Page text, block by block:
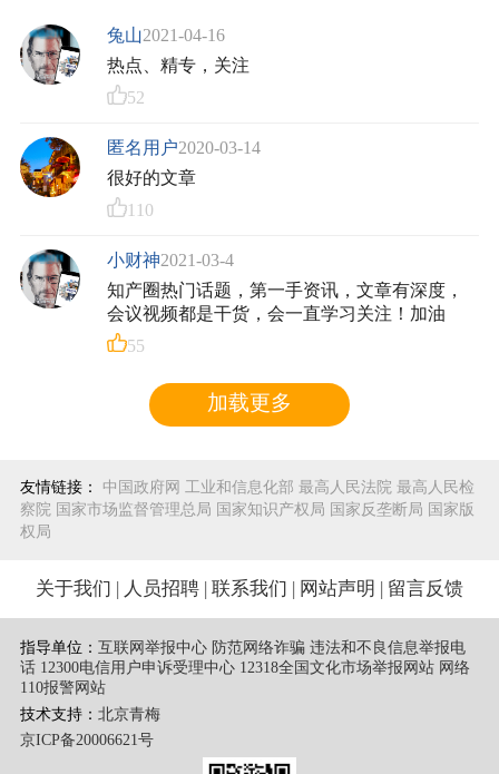
兔山2021-04-16
热点、精专，关注
52
匿名用户2020-03-14
很好的文章
110
小财神2021-03-4
知产圈热门话题，第一手资讯，文章有深度，
会议视频都是干货，会一直学习关注！加油
55
加载更多
友情链接： 中国政府网 工业和信息化部 最高人民法院 最高人民检
察院 国家市场监督管理总局 国家知识产权局 国家反垄断局 国家版
权局
关于我们 人员招聘 联系我们 网站声明 留言反馈
指导单位： 互联网举报中心 防范网络诈骗 违法和不良信息举报电
话 12300电信用户申诉受理中心 12318全国文化市场举报网站 网络
110报警网站
技术支持： 北京青梅
京ICP备20006621号